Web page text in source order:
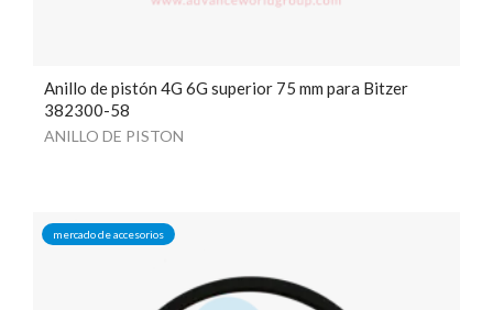
Anillo de pistón 4G 6G superior 75 mm para Bitzer
382300-58
ANILLO DE PISTON
mercado de accesorios